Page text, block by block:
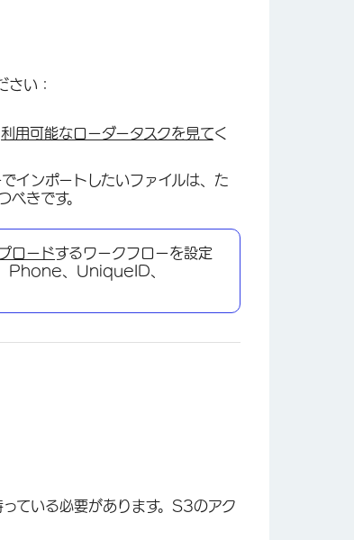
い：
利用可能なローダータスクを見てく
インポートしたいファイルは、た
べきです。
ロードするワークフローを設定
Phone、UniqueID、
ている必要があります。S3のアク